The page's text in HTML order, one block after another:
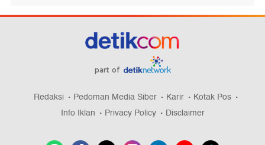
part of
Redaksi Pedoman Media Siber Karir
Kotak Pos
Info Iklan
Privacy Policy Disclaimer